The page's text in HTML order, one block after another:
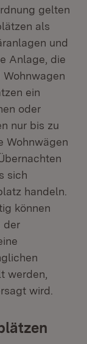
gelten
als
und
Anlage, die
ein
oder
nur bis zu
Wohnwägen
sich
handeln.
können
der
werden,
wird.